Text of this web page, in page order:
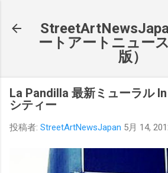
ートアートニュー
版）
La Pandilla 最新ミューラル
シティー
投稿者: StreetArtNewsJapan 5月 14,